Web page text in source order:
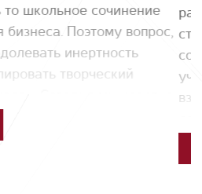
то школьное сочинение
Поэтому вопрос,
инертность
творческий
в одной из